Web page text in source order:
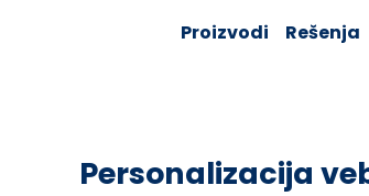
Proizvodi Rešenja
Personalizacija